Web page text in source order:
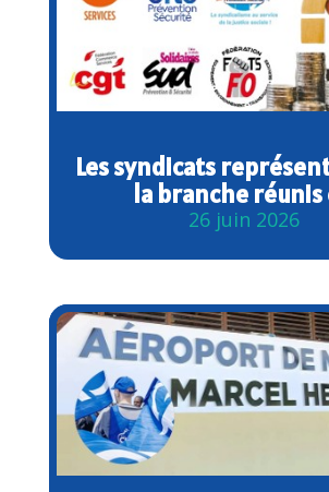
Les syndicats
la branche réunis
intersyndicale pour les
26 juin 2026